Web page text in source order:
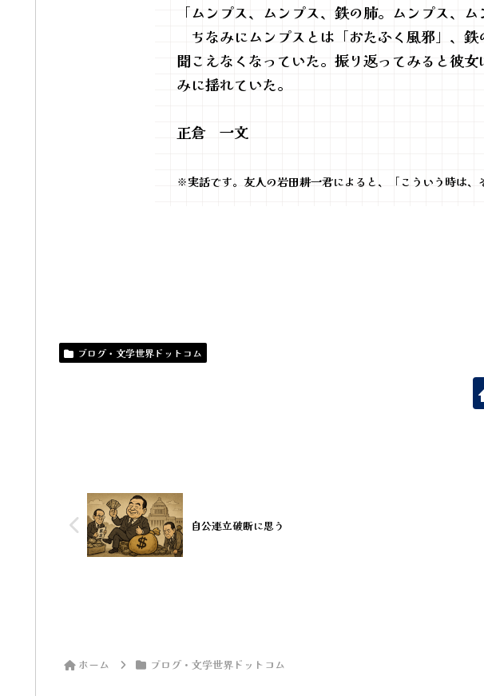
「ムンプス、ムンプス、鉄の肺。ムンプス、
ちなみにムンプスとは「おたふく風邪」、
聞こえなくなっていた。振り返ってみると彼
みに揺れていた。
正倉 一文
※実話です。友人の岩田耕一君によると、「こういう時は、
ブログ・文学世界ドットコム
自公連立破断に思う
ホーム ブログ・文学世界ドットコム